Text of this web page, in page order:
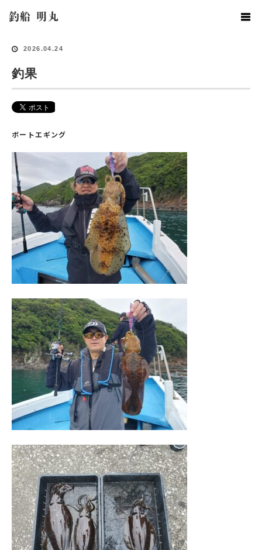
釣船 明丸
釣果情報
2026.04.24
釣果
ボートエギング